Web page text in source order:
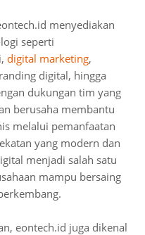
menyediakan
seperti
digital marketing,
digital, hingga
dukungan tim yang
berusaha membantu
melalui pemanfaatan
yang modern dan
menjadi salah satu
mampu bersaing
eontech.id juga dikenal